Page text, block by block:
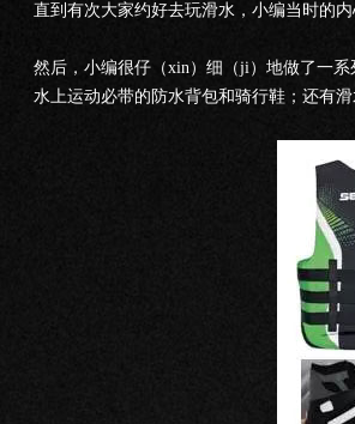
直到有次大家约好去玩滑水，小编当时的
然后，小编很仔（xin）细（ji）地做了一
水上运动必带的防水背包和骑行鞋；还有